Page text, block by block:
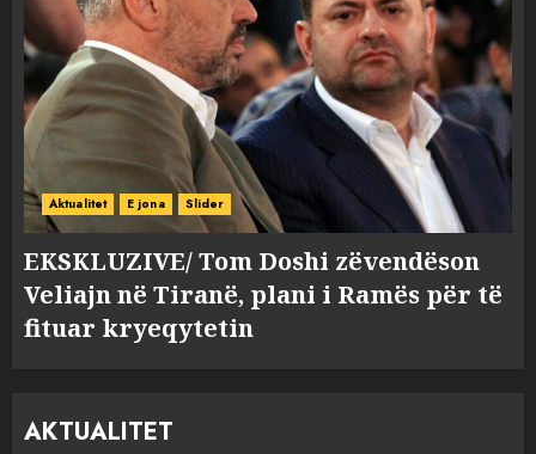
Aktualitet E jona Slider
EKSKLUZIVE/ Tom Doshi zëvendëson
Veliajn në Tiranë, plani i Ramës për të
fituar kryeqytetin
AKTUALITET